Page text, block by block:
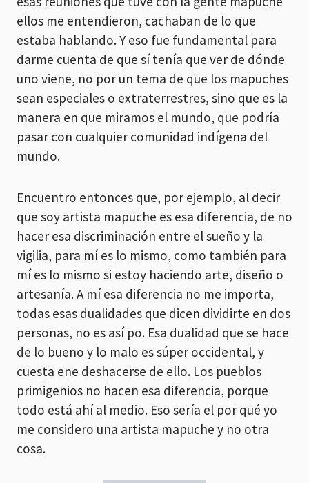
ellos me entendieron, cachaban de lo que
estaba hablando. Y eso fue fundamental para
darme cuenta de que sí tenía que ver de dónde
uno viene, no por un tema de que los mapuches
sean especiales o extraterrestres, sino que es la
manera en que miramos el mundo, que podría
pasar con cualquier comunidad indígena del
mundo.
Encuentro entonces que, por ejemplo, al decir
que soy artista mapuche es esa diferencia, de no
hacer esa discriminación entre el sueño y la
vigilia, para mí es lo mismo, como también para
mí es lo mismo si estoy haciendo arte, diseño o
artesanía. A mí esa diferencia no me importa,
todas esas dualidades que dicen dividirte en dos
personas, no es así po. Esa dualidad que se hace
de lo bueno y lo malo es súper occidental, y
cuesta ene deshacerse de ello. Los pueblos
primigenios no hacen esa diferencia, porque
todo está ahí al medio. Eso sería el por qué yo
me considero una artista mapuche y no otra
cosa.